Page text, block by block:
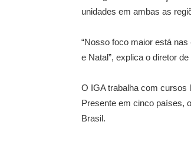
unidades em ambas as
“Nosso foco maior está
e Natal”, explica o diretor
O IGA trabalha com cursos
Presente em cinco países,
Brasil.